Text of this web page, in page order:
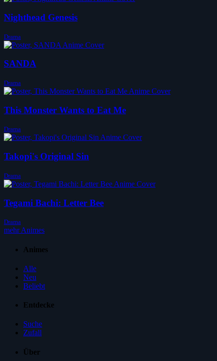
Nighthead Genesis
Drama
SANDA
Drama
This Monster Wants to Eat Me
Drama
Takopi's Original Sin
Drama
Tegami Bachi: Letter Bee
Drama
mehr Animes
Animes
Alle
Neu
Beliebt
Entdecke
Suche
Zufall
Über